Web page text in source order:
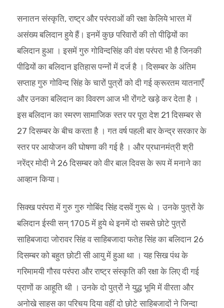
सनातन संस्कृति, राष्ट्र और परंपराओं की रक्षा केलिये भारत में
असंख्य बलिदान हुये हैं। इनमें कुछ परिवारों की तो पीढ़ियों का
बलिदान हुआ । इसमें गुरु गोविन्दसिंह की वंश परंपरा भी है जिनकी
पीढियों का बलिदान इतिहास पन्नों में दर्ज है । दिसम्बर के अंतिम
सप्ताह गुरु गोविन्द सिंह के चारों पुत्रों को दी गई क्रूरतम यातनाएँ
और उनका बलिदान का विवरण आज भी रोंगटे खड़े कर देता है ।
इस बलिदान का स्मरण सामाजिक स्तर पर पूरा देश 21 दिसम्बर से
27 दिसम्बर के बीच करता है । गत वर्ष पहली बार केन्द्र सरकार के
स्तर पर आयोजन की घोषणा की गई है । और प्रधानमंत्री श्री
नरेंद्र मोदी ने 26 दिसम्बर को वीर बाल दिवस के रूप में मनाने का
आव्हान किया।
सिक्ख परंपरा में गुरु गुरु गोबिंद सिंह दसवें गुरू थे । उनके पुत्रों के
बलिदान ईस्वी सन् 1705 में हुये थे इनमें दो सबसे छोटे पुत्रों
साहिबजादा जोरावर सिंह व साहिबजादा फतेह सिंह का बलिदान 26
दिसम्बर को बहुत छोटी सी आयु में हुआ था । यह सिख पंथ के
गरिमामयी गौरव परंपरा और राष्ट्र संस्कृति की रक्षा के लिए दी गई
प्राणों क आहूति थी । उनके दो पुत्रों ने युद्ध भूमि में वीरता और
अनोखे साहस का परिचय दिया वहीं दो छोटे साहिबजादों ने जिन्दा